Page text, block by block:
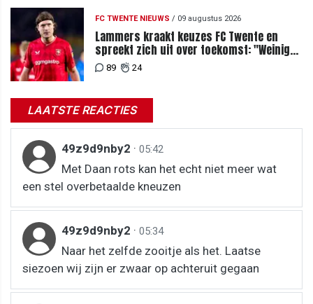
FC TWENTE NIEUWS / 09 augustus 2026
Lammers kraakt keuzes FC Twente en
spreekt zich uit over toekomst: "Weinig
van te begrijpen"
89 24
LAATSTE REACTIES
49z9d9nby2 · 05:42
Met Daan rots kan het echt niet meer wat
een stel overbetaalde kneuzen
49z9d9nby2 · 05:34
Naar het zelfde zooitje als het. Laatse
siezoen wij zijn er zwaar op achteruit gegaan